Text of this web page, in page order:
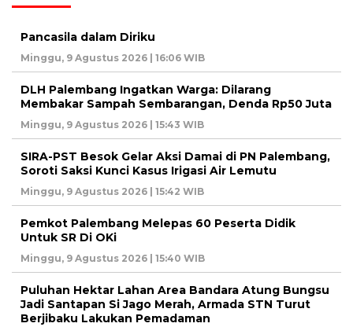
Pancasila dalam Diriku
Minggu, 9 Agustus 2026 | 16:06 WIB
DLH Palembang Ingatkan Warga: Dilarang
Membakar Sampah Sembarangan, Denda Rp50 Juta
Minggu, 9 Agustus 2026 | 15:43 WIB
SIRA-PST Besok Gelar Aksi Damai di PN Palembang,
Soroti Saksi Kunci Kasus Irigasi Air Lemutu
Minggu, 9 Agustus 2026 | 15:42 WIB
Pemkot Palembang Melepas 60 Peserta Didik
Untuk SR Di OKi
Minggu, 9 Agustus 2026 | 15:40 WIB
Puluhan Hektar Lahan Area Bandara Atung Bungsu
Jadi Santapan Si Jago Merah, Armada STN Turut
Berjibaku Lakukan Pemadaman